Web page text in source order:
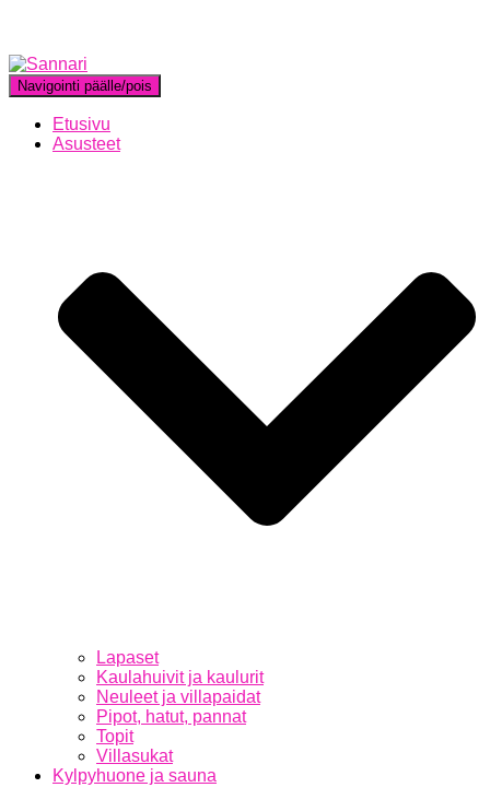
Navigointi päälle/pois
Etusivu
Asusteet
Lapaset
Kaulahuivit ja kaulurit
Neuleet ja villapaidat
Pipot, hatut, pannat
Topit
Villasukat
Kylpyhuone ja sauna